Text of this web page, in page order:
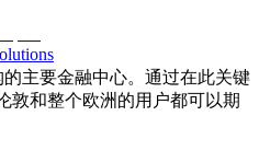
主要金融中心。通过在此关键
敦和整个欧洲的用户都可以期